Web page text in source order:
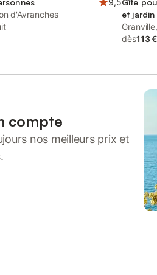
9,5
d'Avranches
Gîte
et jardin
dès113 €
compte
nos meilleurs prix et